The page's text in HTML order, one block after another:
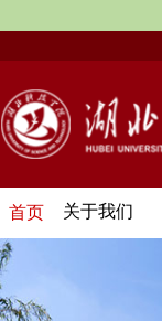
首页 关于我们